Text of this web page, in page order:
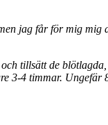
jag får för mig mig
tillsätt de
3-4 timmar.